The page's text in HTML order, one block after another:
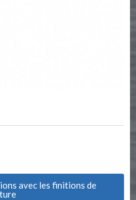
avec les finitions de